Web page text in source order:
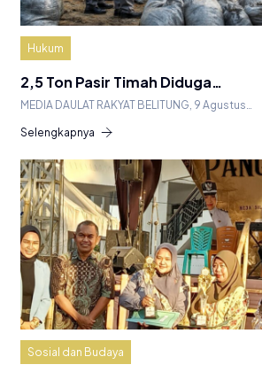
Hukum
2,5 Ton Pasir Timah Diduga…
MEDIA DAULAT RAKYAT BELITUNG, 9 Agustus…
Selengkapnya
Sosial dan Budaya